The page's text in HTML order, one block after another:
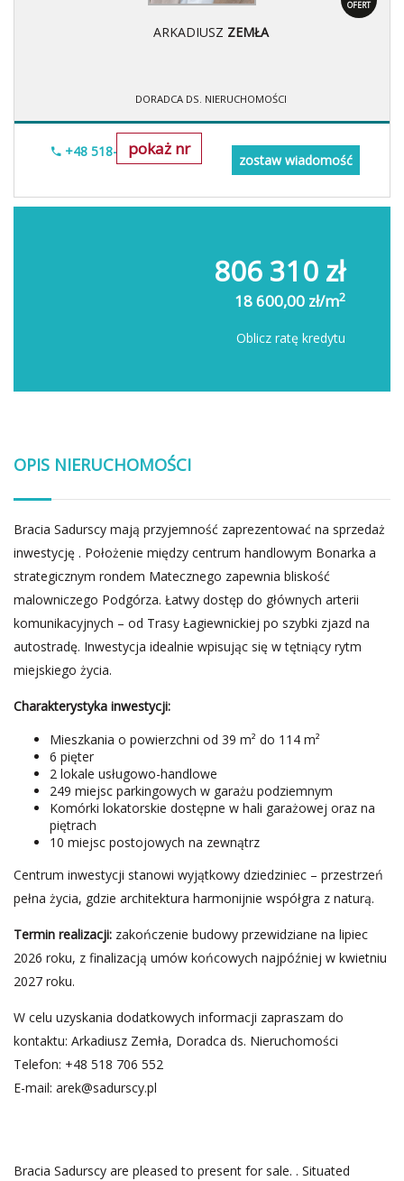
OFERT
ARKADIUSZ ZEMŁA
DORADCA DS. NIERUCHOMOŚCI
pokaż nr
+48 518-706-552
zostaw wiadomość
806 310 zł
18 600,00 zł/m2
Oblicz ratę kredytu
OPIS NIERUCHOMOŚCI
Bracia Sadurscy mają przyjemność zaprezentować na sprzedaż
inwestycję . Położenie między centrum handlowym Bonarka a
strategicznym rondem Matecznego zapewnia bliskość
malowniczego Podgórza. Łatwy dostęp do głównych arterii
komunikacyjnych – od Trasy Łagiewnickiej po szybki zjazd na
autostradę. Inwestycja idealnie wpisując się w tętniący rytm
miejskiego życia.
Charakterystyka inwestycji:
Mieszkania o powierzchni od 39 m² do 114 m²
6 pięter
2 lokale usługowo-handlowe
249 miejsc parkingowych w garażu podziemnym
Komórki lokatorskie dostępne w hali garażowej oraz na
piętrach
10 miejsc postojowych na zewnątrz
Centrum inwestycji stanowi wyjątkowy dziedziniec – przestrzeń
pełna życia, gdzie architektura harmonijnie współgra z naturą.
Termin realizacji: zakończenie budowy przewidziane na lipiec
2026 roku, z finalizacją umów końcowych najpóźniej w kwietniu
2027 roku.
W celu uzyskania dodatkowych informacji zapraszam do
kontaktu: Arkadiusz Zemła, Doradca ds. Nieruchomości
Telefon: +48 518 706 552
E-mail: arek@sadurscy.pl
Bracia Sadurscy are pleased to present for sale. . Situated